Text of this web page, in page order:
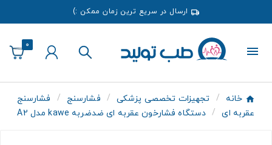
ارسال در سریع ترین زمان ممکن :)
0
خانه تجهیزات تخصصی پزشکی فشارسنج
فشارسنج
عقربه ای
دستگاه فشارخون عقربه ای ضدضربه kawe مدل A2